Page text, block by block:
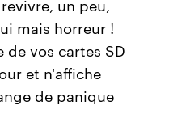
un peu,
mais horreur !
de vos cartes SD
et n'affiche
de panique